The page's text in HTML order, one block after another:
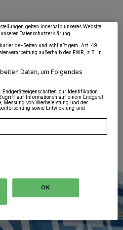
alter Autofahrer aus
gestrigen Donnerstag gegen
durch die Polizei
gab dem
ignorierte der Autofahrer
für Sie. Sie können dieses Menü jederzeit
gelten innerhalb unseres Website.
Datenschutzerklärung.
Seiten und schließt gem. Art. 49
außerhalb des EWR, z.B. in
Daten, um Folgendes
Endgeräteeigenschaften zur Identifikation
auf Informationen auf einem Endgerät.
Messung von Werbeleistung und der
sowie Entwicklung und
OK